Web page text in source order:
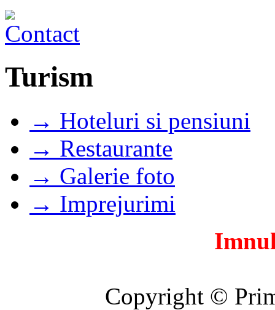
Turism
→ Hoteluri si pensiuni
→ Restaurante
→ Galerie foto
→ Imprejurimi
Copyright ©